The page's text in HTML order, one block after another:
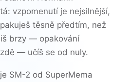
vzpomenutí je nejsilnější,
těsně předtím, než
brzy — opakování
— učíš se od nuly.
SM-2 od SuperMema